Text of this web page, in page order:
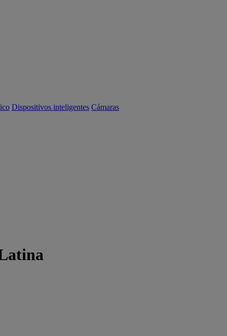
Dispositivos inteligentes Cámaras